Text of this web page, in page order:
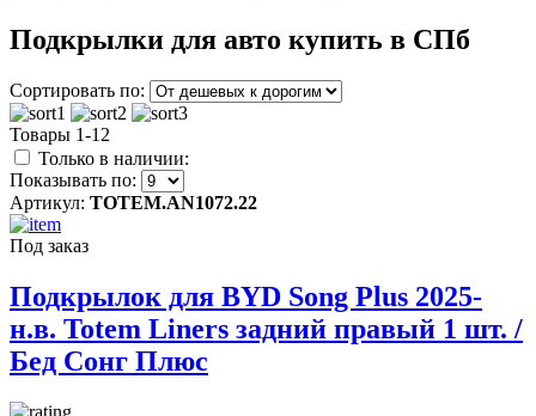
Подкрылки для авто купить в СПб
Сортировать по:
Товары 1-12
Только в наличии:
Показывать по:
Артикул: TOTEM.AN1072.22
Под заказ
Подкрылок для BYD Song Plus 2025-
н.в. Totem Liners задний правый 1 шт. /
Бед Сонг Плюс